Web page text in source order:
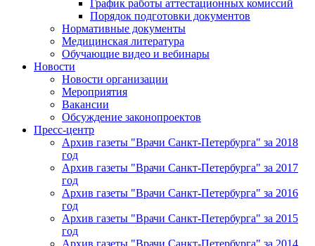
График работы аттестационных комиссий
Порядок подготовки документов
Нормативные документы
Медицинская литература
Обучающие видео и вебинары
Новости
Новости организации
Мероприятия
Вакансии
Обсуждение законопроектов
Пресс-центр
Архив газеты "Врачи Санкт-Петербурга" за 2018
год
Архив газеты "Врачи Санкт-Петербурга" за 2017
год
Архив газеты "Врачи Санкт-Петербурга" за 2016
год
Архив газеты "Врачи Санкт-Петербурга" за 2015
год
Архив газеты "Врачи Санкт-Петербурга" за 2014